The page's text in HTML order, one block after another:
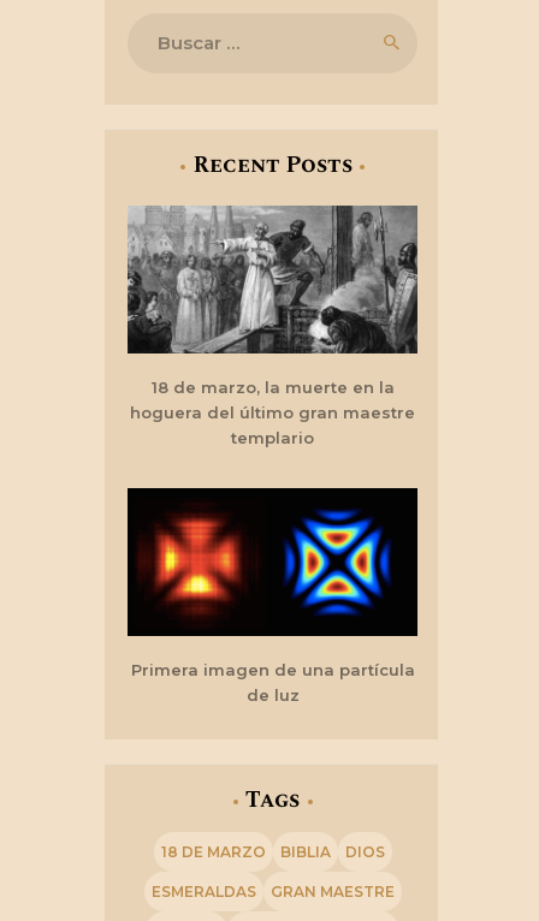
Recent Posts
18 de marzo, la muerte en la
hoguera del último gran maestre
templario
Primera imagen de una partícula
de luz
Tags
18 DE MARZO BIBLIA DIOS
ESMERALDAS GRAN MAESTRE